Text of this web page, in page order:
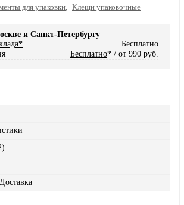
для упаковки Клещи упаковочные
и Санкт-Петербургу
Бесплатно
Бесплатно* / от 990 руб.